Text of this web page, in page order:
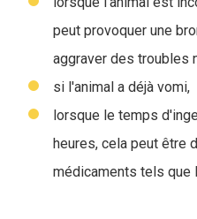
peut provoquer une
aggraver des troubles
si l'animal a déjà vomi,
lorsque le temps
heures, cela peut être
médicaments tels que